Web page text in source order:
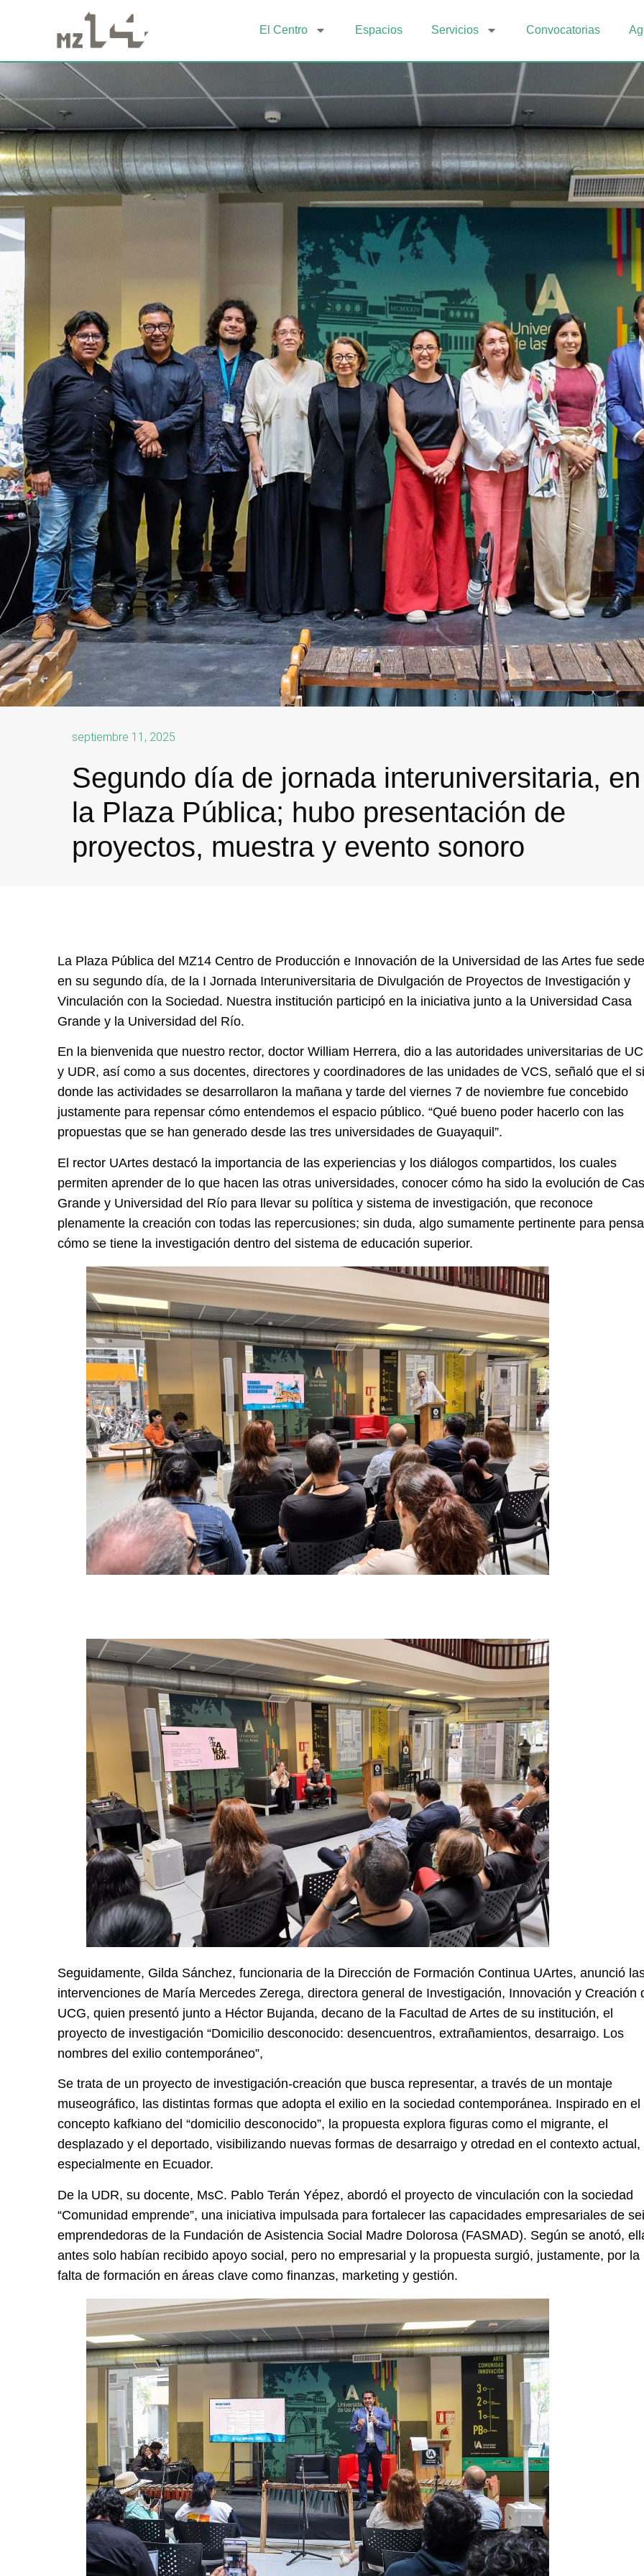
El Centro Espacios Servicios Convocatorias
septiembre 11, 2025
Segundo día de jornada interuniversitaria, en
la Plaza Pública; hubo presentación de
proyectos, muestra y evento sonoro
La Plaza Pública del MZ14 Centro de Producción e Innovación de la Universidad de las Artes fue
en su segundo día, de la I Jornada Interuniversitaria de Divulgación de Proyectos de Investigación y
Vinculación con la Sociedad. Nuestra institución participó en la iniciativa junto a la Universidad Casa
Grande y la Universidad del Río.
En la bienvenida que nuestro rector, doctor William Herrera, dio a las autoridades universitarias de
y UDR, así como a sus docentes, directores y coordinadores de las unidades de VCS, señaló que el
donde las actividades se desarrollaron la mañana y tarde del viernes 7 de noviembre fue concebido
justamente para repensar cómo entendemos el espacio público. “Qué bueno poder hacerlo con las
propuestas que se han generado desde las tres universidades de Guayaquil”.
El rector UArtes destacó la importancia de las experiencias y los diálogos compartidos, los cuales
permiten aprender de lo que hacen las otras universidades, conocer cómo ha sido la evolución de
Grande y Universidad del Río para llevar su política y sistema de investigación, que reconoce
plenamente la creación con todas las repercusiones; sin duda, algo sumamente pertinente para
cómo se tiene la investigación dentro del sistema de educación superior.
Seguidamente, Gilda Sánchez, funcionaria de la Dirección de Formación Continua UArtes, anunció
intervenciones de María Mercedes Zerega, directora general de Investigación, Innovación y Creación
UCG, quien presentó junto a Héctor Bujanda, decano de la Facultad de Artes de su institución, el
proyecto de investigación “Domicilio desconocido: desencuentros, extrañamientos, desarraigo. Los
nombres del exilio contemporáneo”,
Se trata de un proyecto de investigación-creación que busca representar, a través de un montaje
museográfico, las distintas formas que adopta el exilio en la sociedad contemporánea. Inspirado en el
concepto kafkiano del “domicilio desconocido”, la propuesta explora figuras como el migrante, el
desplazado y el deportado, visibilizando nuevas formas de desarraigo y otredad en el contexto actual,
especialmente en Ecuador.
De la UDR, su docente, MsC. Pablo Terán Yépez, abordó el proyecto de vinculación con la sociedad
“Comunidad emprende”, una iniciativa impulsada para fortalecer las capacidades empresariales de
emprendedoras de la Fundación de Asistencia Social Madre Dolorosa (FASMAD). Según se anotó,
antes solo habían recibido apoyo social, pero no empresarial y la propuesta surgió, justamente, por la
falta de formación en áreas clave como finanzas, marketing y gestión.